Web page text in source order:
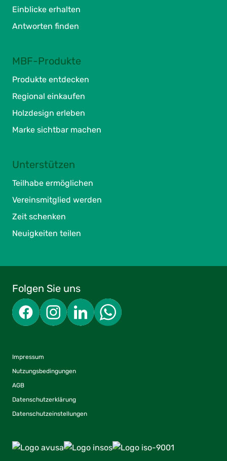
Einblicke erhalten
Antworten finden
MBF-Produkte
Produkte entdecken
Regional einkaufen
Holzdesign erleben
Marke sichtbar machen
Unterstützen
Teilhabe ermöglichen
Vereinsmitglied werden
Zeit schenken
Neuigkeiten teilen
Folgen Sie uns
Impressum
Nutzungsbedingungen
AGB
Datenschutzerklärung
Datenschutzeinstellungen